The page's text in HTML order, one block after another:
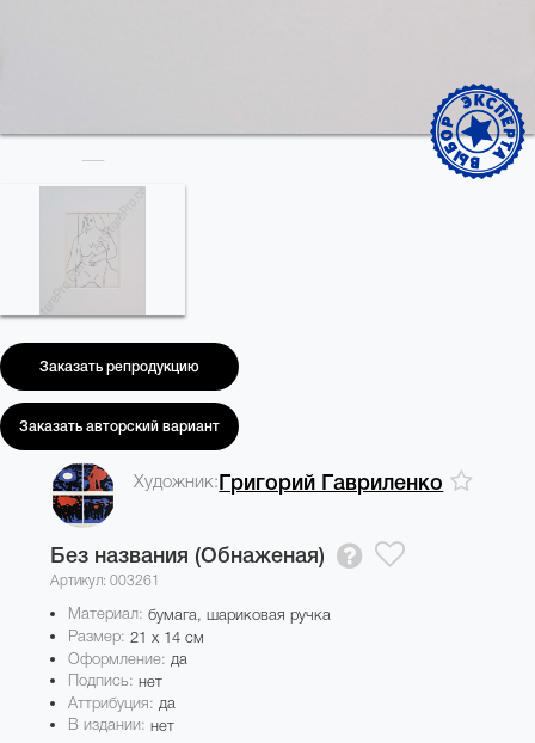
Заказать репродукцию
Заказать авторский вариант
Художник:Григорий Гавриленко
Без названия (Обнаженая)
Артикул: 003261
Материал: бумага, шариковая ручка
Размер: 21 x 14 см
Оформление: да
Подпись:нет
Аттрибуция: да
В издании:нет